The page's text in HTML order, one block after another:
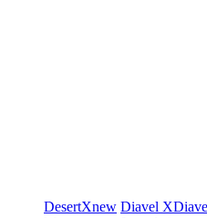
DesertXnew Diavel